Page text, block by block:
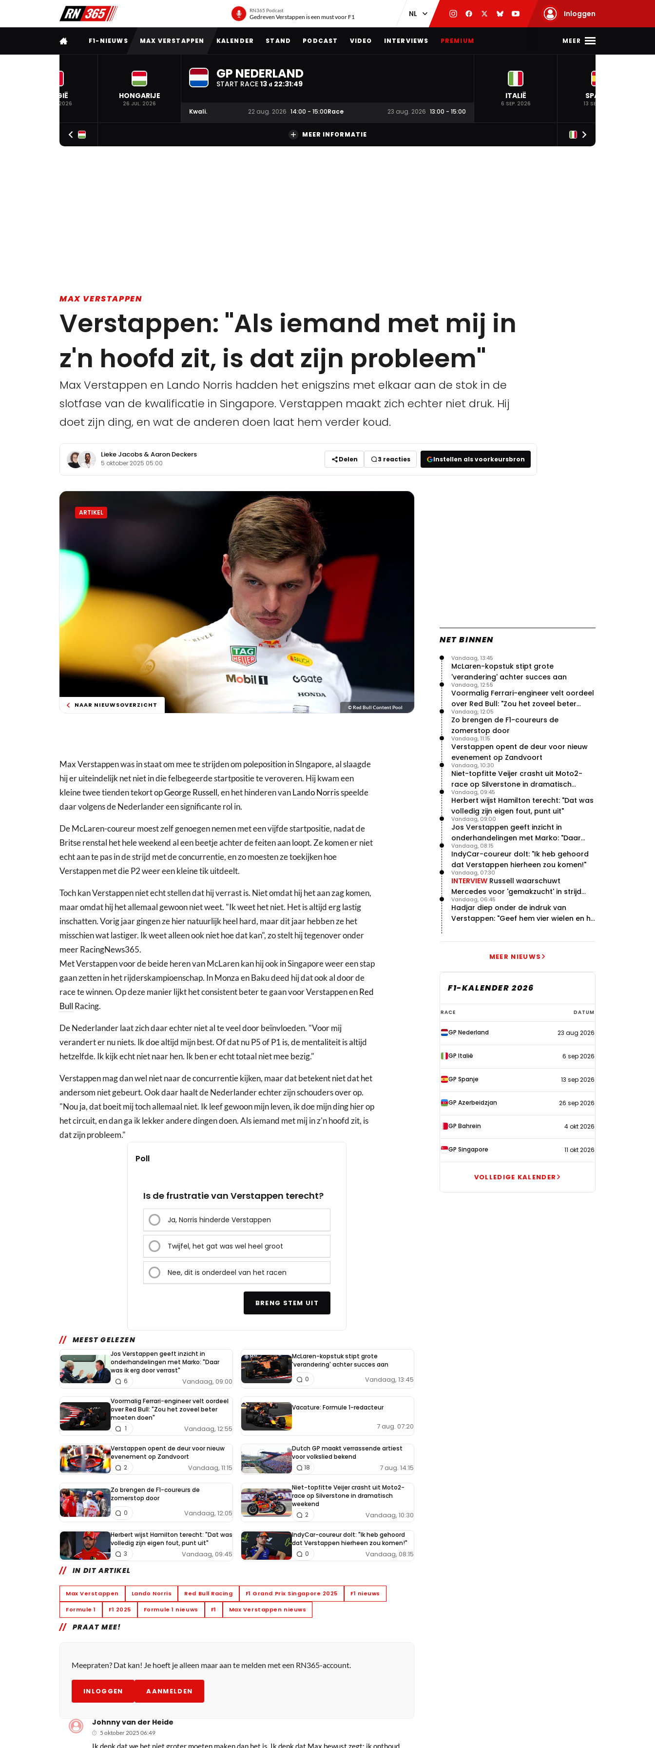
RN365 Podcast
Gedreven Verstappen is een must voor F1 Inloggen
VOLLEDIG MENU
F1-NIEUWS MAX VERSTAPPEN KALENDER STAND PODCAST VIDEO INTERVIEWS PREMIUM MEER
BELGIË
19 JUL. 2026
HONGARIJE
26 JUL. 2026
GP NEDERLAND
START RACE 13 d 22:31:48
Kwali. 22 aug. 2026 14:00 - 15:00Race 23 aug. 2026 13:00 - 15:00
ITALIË
6 SEP. 2026
SPANJE
13 SEP. 2026
MEER INFORMATIE
MAX VERSTAPPEN
Verstappen: "Als iemand met mij in
z'n hoofd zit, is dat zijn probleem"
Max Verstappen en Lando Norris hadden het enigszins met elkaar aan de stok in de
slotfase van de kwalificatie in Singapore. Verstappen maakt zich echter niet druk. Hij
doet zijn ding, en wat de anderen doen laat hem verder koud.
Lieke Jacobs &Aaron Deckers
5 oktober 2025 05:00 Delen 3 reacties Instellen als voorkeursbron
ARTIKEL
NAAR NIEUWSOVERZICHT © Red Bull Content Pool
Max Verstappen was in staat om mee te strijden om poleposition in SIngapore, al slaagde
hij er uiteindelijk net niet in die felbegeerde startpositie te veroveren. Hij kwam een
kleine twee tienden tekort opGeorge Russell, en het hinderen vanLando Norrisspeelde
daar volgens de Nederlander een significante rol in.
De McLaren-coureur moest zelf genoegen nemen met een vijfde startpositie, nadat de
Britse renstal het hele weekend al een beetje achter de feiten aan loopt. Ze komen er niet
echt aan te pas in de strijd met de concurrentie, en zo moesten ze toekijken hoe
Verstappen met die P2 weer een kleine tik uitdeelt.
Toch kan Verstappen niet echt stellen dat hij verrast is. Niet omdat hij het aan zag komen,
maar omdat hij het allemaal gewoon niet weet. "Ik weet het niet. Het is altijd erg lastig
inschatten. Vorig jaar gingen ze hier natuurlijk heel hard, maar dit jaar hebben ze het
misschien wat lastiger. Ik weet alleen ook niet hoe dat kan", zo stelt hij tegenover onder
meer RacingNews365.
Met Verstappen voor de beide heren van McLaren kan hij ook in Singapore weer een stap
gaan zetten in het rijderskampioenschap. In Monza en Baku deed hij dat ook al door de
race te winnen. Op deze manier lijkt het consistent beter te gaan voor Verstappen enRed
Bull Racing.
De Nederlander laat zich daar echter niet al te veel door beïnvloeden. "Voor mij
verandert er nu niets. Ik doe altijd mijn best. Of dat nu P5 of P1 is, de mentaliteit is altijd
hetzelfde. Ik kijk echt niet naar hen. Ik ben er echt totaal niet mee bezig."
Verstappen mag dan wel niet naar de concurrentie kijken, maar dat betekent niet dat het
andersom niet gebeurt. Ook daar haalt de Nederlander echter zijn schouders over op.
"Nou ja, dat boeit mij toch allemaal niet. Ik leef gewoon mijn leven, ik doe mijn ding hier op
het circuit, en dan ga ik lekker andere dingen doen. Als iemand met mij in z'n hoofd zit, is
dat zijn probleem."
Poll
Is de frustratie van Verstappen terecht?
Ja, Norris hinderde Verstappen
Twijfel, het gat was wel heel groot
Nee, dit is onderdeel van het racen
BRENG STEM UIT
MEEST GELEZEN
Jos Verstappen geeft inzicht in
onderhandelingen met Marko: "Daar
was ik erg door verrast"
Vandaag, 09:00
6
McLaren-kopstuk stipt grote
'verandering' achter succes aan
Vandaag, 13:45
0
Voormalig Ferrari-engineer velt oordeel
over Red Bull: "Zou het zoveel beter
moeten doen"
Vandaag, 12:55
1
Vacature: Formule 1-redacteur
7 aug. 07:20
Verstappen opent de deur voor nieuw
evenement op Zandvoort
Vandaag, 11:15
2
Dutch GP maakt verrassende artiest
voor volkslied bekend
7 aug. 14:15
18
Zo brengen de F1-coureurs de
zomerstop door
Vandaag, 12:05
0
Niet-topfitte Veijer crasht uit Moto2-
race op Silverstone in dramatisch
weekend
Vandaag, 10:30
2
Herbert wijst Hamilton terecht: "Dat was
volledig zijn eigen fout, punt uit"
Vandaag, 09:45
3
IndyCar-coureur dolt: "Ik heb gehoord
dat Verstappen hierheen zou komen!"
Vandaag, 08:15
0
IN DIT ARTIKEL
Max Verstappen Lando Norris Red Bull Racing F1 Grand Prix Singapore 2025 F1 nieuws
Formule 1 F1 2025 Formule 1 nieuws F1 Max Verstappen nieuws
PRAAT MEE!
Meepraten? Dat kan! Je hoeft je alleen maar aan te melden met een RN365-account.
INLOGGEN AANMELDEN
Johnny van der Heide
5 oktober 2025 06:49
Ik denk dat we het niet groter moeten maken dan het is. Ik denk dat Max bewust zegt: ik onthoud
NET BINNEN
McLaren-kopstuk stipt grote
'verandering' achter succes aan
Vandaag, 13:45
Voormalig Ferrari-engineer velt oordeel
over Red Bull: "Zou het zoveel beter
moeten doen"
Vandaag, 12:55
Zo brengen de F1-coureurs de
zomerstop door
Vandaag, 12:05
Verstappen opent de deur voor nieuw
evenement op Zandvoort
Vandaag, 11:15
Niet-topfitte Veijer crasht uit Moto2-
race op Silverstone in dramatisch
weekend
Vandaag, 10:30
Herbert wijst Hamilton terecht: "Dat was
volledig zijn eigen fout, punt uit"
Vandaag, 09:45
Jos Verstappen geeft inzicht in
onderhandelingen met Marko: "Daar
was ik erg door verrast"
Vandaag, 09:00
IndyCar-coureur dolt: "Ik heb gehoord
dat Verstappen hierheen zou komen!"
Vandaag, 08:15
INTERVIEW Russell waarschuwt
Mercedes voor 'gemakzucht' in strijd
met concurrentie
Vandaag, 07:30
Hadjar diep onder de indruk van
Verstappen: "Geef hem vier wielen en hij
Vandaag, 06:45
MEER NIEUWS
F1-KALENDER 2026
F1-
kalender
2026
RACE DATUM
GP Nederland 23 aug 2026
GP Italië 6 sep 2026
GP Spanje 13 sep 2026
GP Azerbeidzjan 26 sep 2026
GP Bahrein 4 okt 2026
GP Singapore 11 okt 2026
VOLLEDIGE KALENDER